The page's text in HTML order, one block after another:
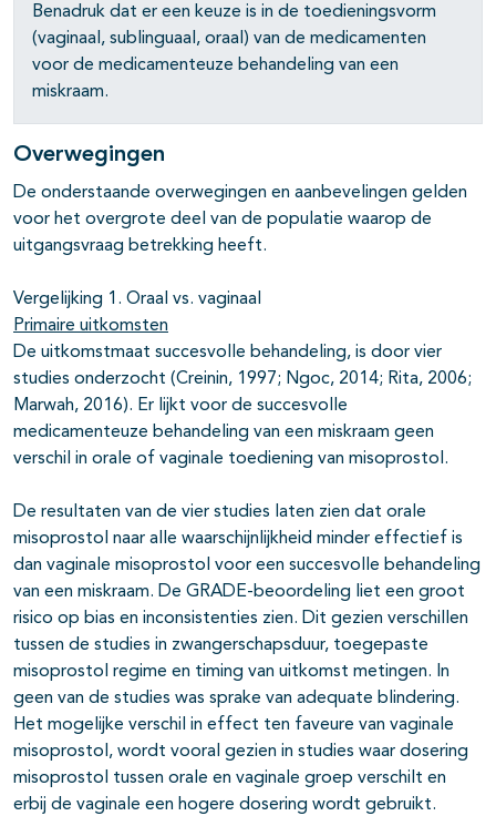
Benadruk dat er een keuze is in de toedieningsvorm
(vaginaal, sublinguaal, oraal) van de medicamenten
voor de medicamenteuze behandeling van een
miskraam.
Overwegingen
De onderstaande overwegingen en aanbevelingen gelden
voor het overgrote deel van de populatie waarop de
uitgangsvraag betrekking heeft.
Vergelijking 1. Oraal vs. vaginaal
Primaire uitkomsten
De uitkomstmaat succesvolle behandeling, is door vier
studies onderzocht (Creinin, 1997; Ngoc, 2014; Rita, 2006;
Marwah, 2016). Er lijkt voor de succesvolle
medicamenteuze behandeling van een miskraam geen
verschil in orale of vaginale toediening van misoprostol.
De resultaten van de vier studies laten zien dat orale
misoprostol naar alle waarschijnlijkheid minder effectief is
dan vaginale misoprostol voor een succesvolle behandeling
van een miskraam. De GRADE-beoordeling liet een groot
risico op bias en inconsistenties zien. Dit gezien verschillen
tussen de studies in zwangerschapsduur, toegepaste
misoprostol regime en timing van uitkomst metingen. In
geen van de studies was sprake van adequate blindering.
Het mogelijke verschil in effect ten faveure van vaginale
misoprostol, wordt vooral gezien in studies waar dosering
misoprostol tussen orale en vaginale groep verschilt en
erbij de vaginale een hogere dosering wordt gebruikt.